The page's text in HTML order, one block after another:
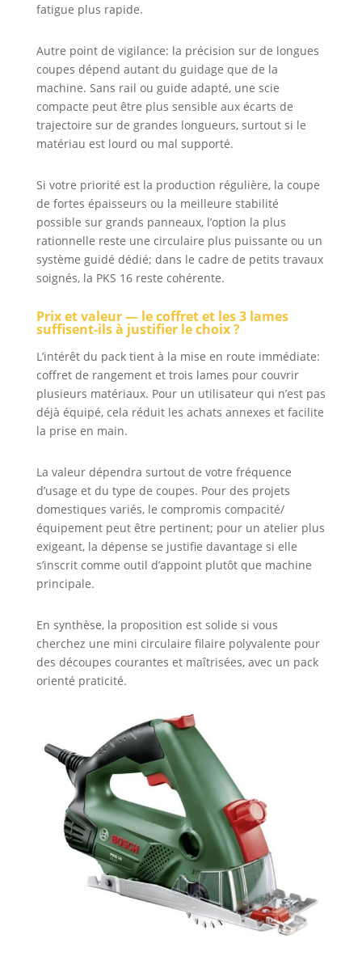
fatigue plus rapide.
Autre point de vigilance: la précision sur de longues
coupes dépend autant du guidage que de la
machine. Sans rail ou guide adapté, une scie
compacte peut être plus sensible aux écarts de
trajectoire sur de grandes longueurs, surtout si le
matériau est lourd ou mal supporté.
Si votre priorité est la production régulière, la coupe
de fortes épaisseurs ou la meilleure stabilité
possible sur grands panneaux, l’option la plus
rationnelle reste une circulaire plus puissante ou un
système guidé dédié; dans le cadre de petits travaux
soignés, la PKS 16 reste cohérente.
Prix et valeur — le coffret et les 3 lames
suffisent-ils à justifier le choix ?
L’intérêt du pack tient à la mise en route immédiate:
coffret de rangement et trois lames pour couvrir
plusieurs matériaux. Pour un utilisateur qui n’est pas
déjà équipé, cela réduit les achats annexes et facilite
la prise en main.
La valeur dépendra surtout de votre fréquence
d’usage et du type de coupes. Pour des projets
domestiques variés, le compromis compacité/
équipement peut être pertinent; pour un atelier plus
exigeant, la dépense se justifie davantage si elle
s’inscrit comme outil d’appoint plutôt que machine
principale.
En synthèse, la proposition est solide si vous
cherchez une mini circulaire filaire polyvalente pour
des découpes courantes et maîtrisées, avec un pack
orienté praticité.